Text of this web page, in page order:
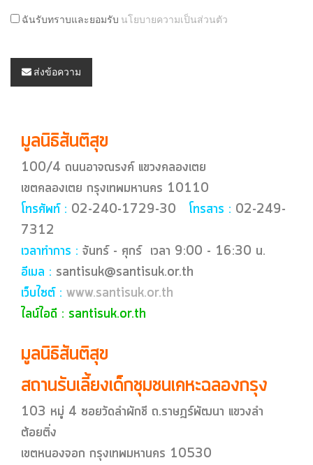
ฉันรับทราบและยอมรับ นโยบายความเป็นส่วนตัว
ส่งข้อความ
มูลนิธิสันติสุข
100/4 ถนนอาจณรงค์ แขวงคลองเตย
เขตคลองเตย กรุงเทพมหานคร 10110
โทรศัพท์ : 02-240-1729-30 โทรสาร : 02-249-
7312
เวลาทำการ : จันทร์ - ศุกร์ เวลา 9:00 - 16:30 น.
อีเมล : santisuk@santisuk.or.th
เว็บไซต์ : www.santisuk.or.th
ไลน์ไอดี : santisuk.or.th
มูลนิธิสันติสุข
สถานรับเลี้ยงเด็กชุมชนเคหะฉลองกรุง
103 หมู่ 4 ซอยวัดลำผักชี ถ.ราษฎร์พัฒนา แขวงลำ
ต้อยติ่ง
เขตหนองจอก กรุงเทพมหานคร 10530